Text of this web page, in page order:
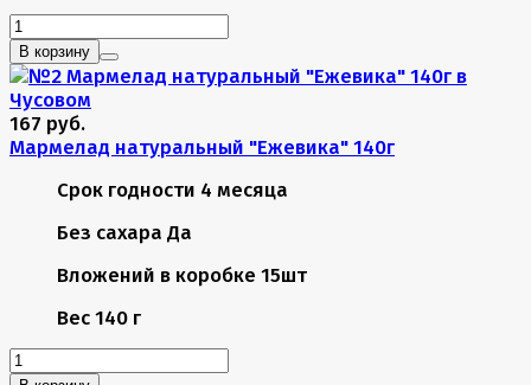
В корзину
167 руб.
Мармелад натуральный "Ежевика" 140г
Срок годности 4 месяца
Без сахара Да
Вложений в коробке 15шт
Вес 140 г